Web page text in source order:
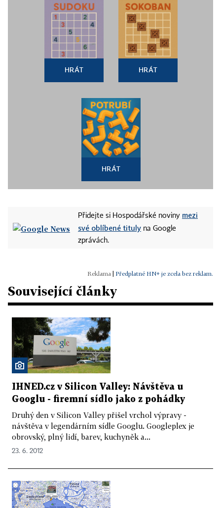
HRÁT HRÁT
HRÁT
Přidejte si Hospodářské noviny mezi
své oblíbené tituly na Google
zprávách.
Předplatné HN+ je zcela bez reklam.
Související články
IHNED.cz v Silicon Valley: Návštěva u
Googlu - firemní sídlo jako z pohádky
Druhý den v Silicon Valley přišel vrchol výpravy -
návštěva v legendárním sídle Googlu. Googleplex je
obrovský, plný lidí, barev, kuchyněk a...
23. 6. 2012